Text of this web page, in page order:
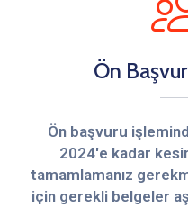
Ön
Ön başvuru
2024'e kadar
tamamlamanız
için gerekli belgeler